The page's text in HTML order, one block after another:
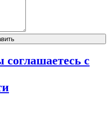
соглашаетесь с